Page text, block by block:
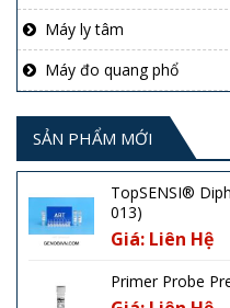
Máy ly tâm
Máy đo quang phổ
SẢN PHẨM MỚI
TopSENSI®
013)
Giá: Liên Hệ
Primer Probe